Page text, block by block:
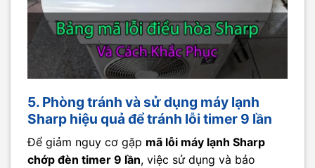
5. Phòng tránh và sử dụng máy lạnh
Sharp hiệu quả để tránh lỗi timer 9 lần
Để giảm nguy cơ gặp mã lỗi máy lạnh Sharp
chớp đèn timer 9 lần, việc sử dụng và bảo